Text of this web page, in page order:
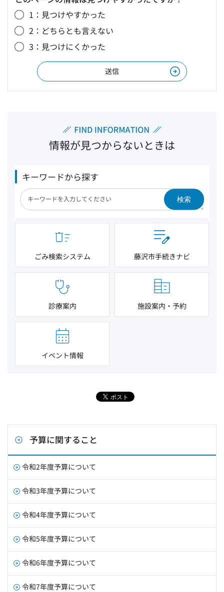
1：見つけやすかった
2：どちらとも言えない
3：見つけにくかった
情報が見つからないときは
キーワードから探す
検索
ごみ検索システム 藤沢市手続きナビ
診療案内 施設案内・予約
イベント情報
予算に関すること
令和2年度予算について
令和3年度予算について
令和4年度予算について
令和5年度予算について
令和6年度予算について
令和7年度予算について